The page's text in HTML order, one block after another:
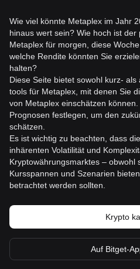
Wie viel könnte Metaplex im Jahr
hinaus wert sein? Wie hoch ist
Metaplex für morgen, diese
welche Rendite könnten Sie
halten?
Diese Seite bietet sowohl kurz-
tools für Metaplex, mit denen Sie
von Metaplex einschätzen
Prognosen festlegen, um den
schätzen.
Es ist wichtig zu beachten, dass
inhärenten Volatilität und
Kryptowährungsmarktes – obwohl
Kursspannen und Szenarien
betrachtet werden sollten.
Krypto
Auf Bitget-